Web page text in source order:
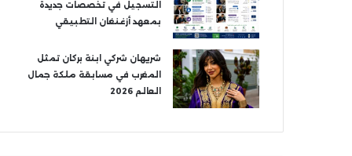
التسجيل في تخصصات جديدة
بمعهد أزغنغان التطبيقي
شريهان شركي ابنة بركان تمثل
المغرب في مسابقة ملكة جمال
العالم 2026